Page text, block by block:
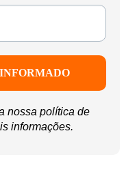
nossa política de
informações.